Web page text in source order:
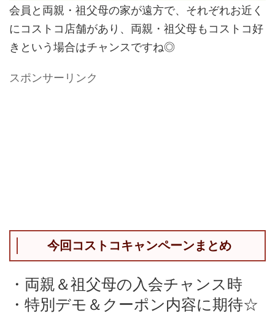
会員と両親・祖父母の家が遠方で、それぞれお近く
にコストコ店舗があり、両親・祖父母もコストコ好
きという場合はチャンスですね◎
スポンサーリンク
今回コストコキャンペーンまとめ
・両親＆祖父母の入会チャンス時
・特別デモ＆クーポン内容に期待☆